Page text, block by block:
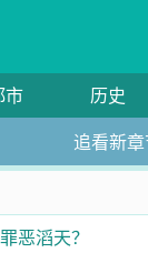
市 历史
追看新
恶滔天？